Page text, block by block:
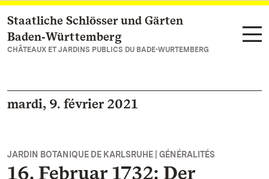
Vers la page d’accueil
Staatliche Schlösser und Gärten
Baden‑Württemberg
CHÂTEAUX ET JARDINS PUBLICS DU BADE-WURTEMBERG
mardi, 9. février 2021
JARDIN BOTANIQUE DE KARLSRUHE | GÉNÉRALITÉS
16. Februar 1732: Der